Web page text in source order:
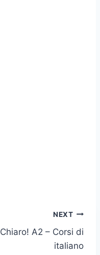
NEXT
Chiaro! A2 – Corsi di
italiano